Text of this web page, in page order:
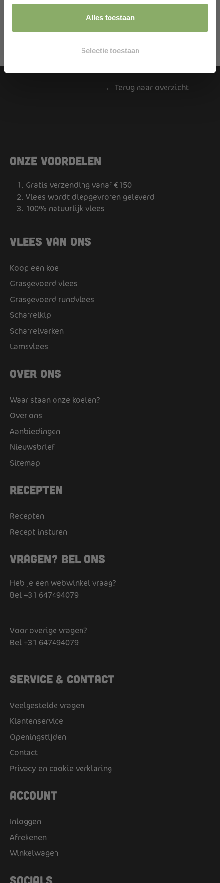
Alles toestaan
Selectie toestaan
← Terug naar overzicht
Onze voordelen
Gratis verzending vanaf €150
Vlees wordt diepgevroren geleverd
100% natuurlijk vlees
Vlees van ons
Koop een koe
Grasgevoerd vlees
Grasgevoerd rundvlees
Scharrelkip
Scharrelvarken
Lamsvlees
Over ons
Waar staan onze koeien?
Over ons
Aanbiedingen
Nieuwsbrief
Sitemap
Recepten
Recepten
Recept insturen
Vragen? Bel ons
Heb je een webwinkel vraag?
Bel+31 647494079
Voor overige vragen?
Bel+31 647494079
Service & Contact
Veelgestelde vragen
Klantenservice
Openingstijden
Contact
Privacy en cookie verklaring
Account
Inloggen
Afrekenen
Winkelwagen
Socials